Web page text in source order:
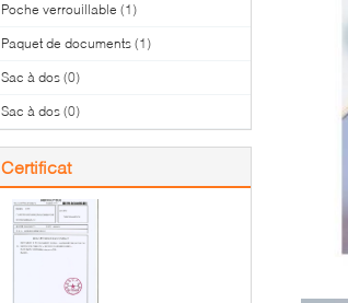
Poche verrouillable (1)
Paquet de documents (1)
Sac à dos (0)
Sac à dos (0)
Certificat